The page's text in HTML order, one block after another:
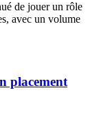
de jouer un rôle
avec un volume
placement